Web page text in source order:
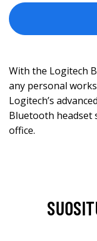
With the Logitech
any personal
Logitech’s
Bluetooth headset
office.